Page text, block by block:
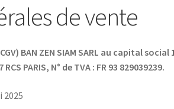
de vente
BAN ZEN SIAM SARL au capital
PARIS, N° de TVA : FR 93 829039239.
2025